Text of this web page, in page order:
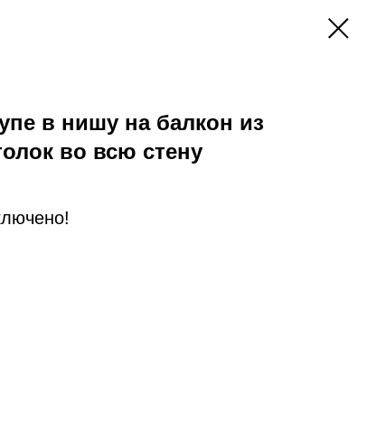
в нишу на балкон из
во всю стену